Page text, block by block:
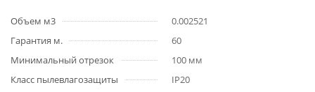
Объем м3
0.002521
Гарантия м.
60
Минимальный отрезок
100 мм
Класс пылевлагозащиты
IP20